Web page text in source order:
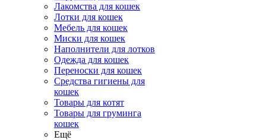
Лакомства для кошек
Лотки для кошек
Мебель для кошек
Миски для кошек
Наполнители для лотков
Одежда для кошек
Переноски для кошек
Средства гигиены для
кошек
Товары для котят
Товары для груминга
кошек
Ещё